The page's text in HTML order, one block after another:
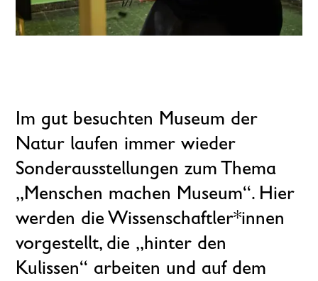
Im gut besuchten Museum der
Natur laufen immer wieder
Sonderausstellungen zum Thema
„Menschen machen Museum“. Hier
werden die Wissen­schaftler*innen
vorgestellt, die „hinter den
Kulissen“ arbeiten und auf dem